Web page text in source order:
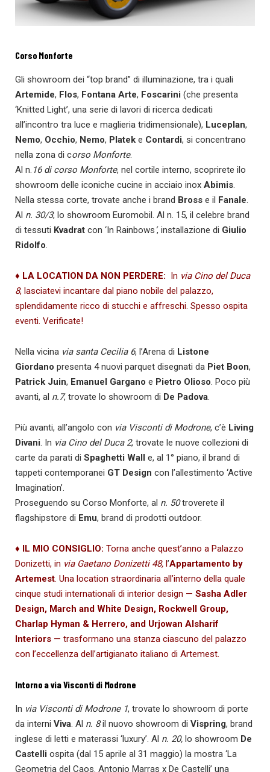
Corso Monforte
Gli showroom dei “top brand” di illuminazione, tra i quali
Artemide, Flos, Fontana Arte, Foscarini (che presenta
‘Knitted Light’, una serie di lavori di ricerca dedicati
all’incontro tra luce e maglieria tridimensionale), Luceplan,
Nemo, Occhio, Nemo, Platek e Contardi, si concentrano
nella zona di corso Monforte.
Al n. 16 di corso Monforte, nel cortile interno, scoprirete ilo
showroom delle iconiche cucine in acciaio inox Abimis.
Nella stessa corte, trovate anche i brand Bross e il Fanale.
Al n. 30/3, lo showroom Euromobil. Al n. 15, il celebre brand
di tessuti Kvadrat con ‘In Rainbows‘, installazione di Giulio
Ridolfo.
♦ LA LOCATION DA NON PERDERE: In via Cino del Duca
8, lasciatevi incantare dal piano nobile del palazzo,
splendidamente ricco di stucchi e affreschi. Spesso ospita
eventi. Verificate!
Nella vicina via santa Cecilia 6, l’Arena di Listone
Giordano presenta 4 nuovi parquet disegnati da Piet Boon,
Patrick Juin, Emanuel Gargano e Pietro Olioso. Poco più
avanti, al n.7, trovate lo showroom di De Padova.
Più avanti, all’angolo con via Visconti di Modrone, c’è Living
Divani. In via Cino del Duca 2, trovate le nuove collezioni di
carte da parati di Spaghetti Wall e, al 1° piano, il brand di
tappeti contemporanei GT Design con l’allestimento ‘Active
Imagination’.
Proseguendo su Corso Monforte, al n. 50troverete il
flagshipstore di Emu, brand di prodotti outdoor.
♦ IL MIO CONSIGLIO: Torna anche quest’anno a Palazzo
Donizetti, in via Gaetano Donizetti 48, l’Appartamento by
Artemest. Una location straordinaria all’interno della quale
cinque studi internationali di interior design — Sasha Adler
Design, March and White Design, Rockwell Group,
Charlap Hyman & Herrero, and Urjowan Alsharif
Interiors — trasformano una stanza ciascuno del palazzo
con l’eccellenza dell’artigianato italiano di Artemest.
Intorno a via Visconti di Modrone
In via Visconti di Modrone 1, trovate lo showroom di porte
da interni Viva. Al n. 8il nuovo showroom di Vispring, brand
inglese di letti e materassi ‘luxury’. Al n. 20, lo showroom De
Castelli ospita (dal 15 aprile al 31 maggio) la mostra ‘La
Geometria del Caos. Antonio Marras x De Castelli’ una